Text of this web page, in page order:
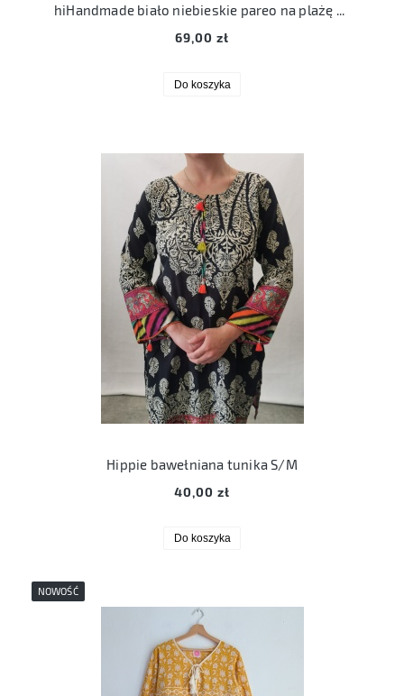
hiHandmade biało niebieskie pareo na plażę onesize
69,00 zł
Do koszyka
Hippie bawełniana tunika S/M
40,00 zł
Do koszyka
NOWOŚĆ